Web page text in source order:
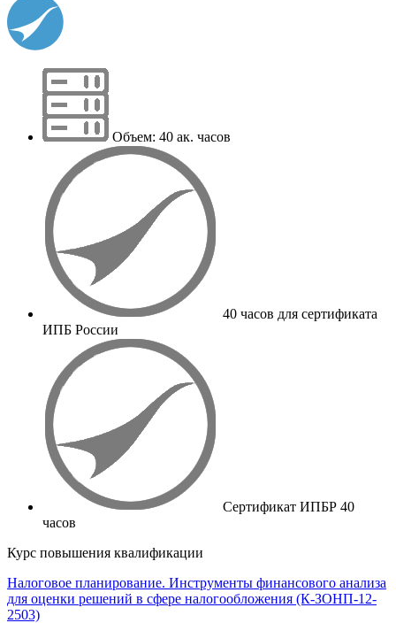
Объем: 40 ак. часов
40 часов для сертификата
ИПБ России
Сертификат ИПБР 40
часов
Курс повышения квалификации
Налоговое планирование. Инструменты финансового анализа
для оценки решений в сфере налогообложения (К-ЗОНП-12-
2503)